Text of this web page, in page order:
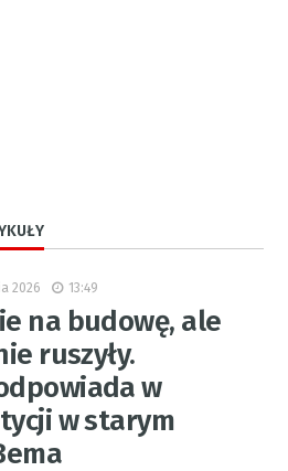
2026 13:49
na budowę, ale
ruszyły.
w
w starym